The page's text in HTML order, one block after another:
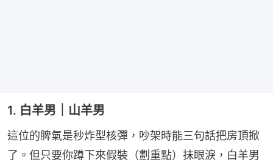
1. 白羊男｜山羊男
這位的脾氣是秒炸型核彈，吵架時能三句話把房頂掀
了。但只要你蹲下來假裝（劃重點）抹眼淚，白羊男